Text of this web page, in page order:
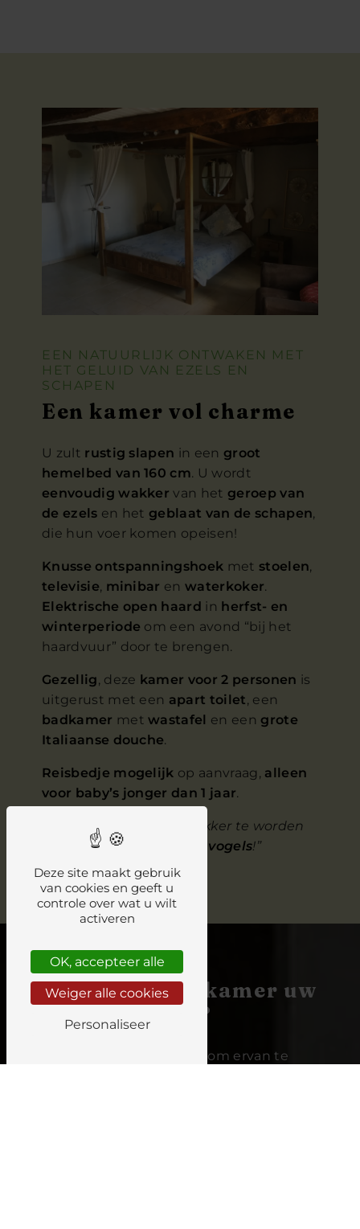
EEN NATUURLIJK ONTWAKEN MET
HET GELUID VAN EZELS EN
SCHAPEN
Een kamer vol charme
U zult rustig slapen in een groot
hemelbed van 160 cm. U wordt
eenvoudig wakker van het geroep van
de ezels en het geblaat van de schapen,
die hun voer komen opeisen!
Knusse ontspanningshoek met stoelen,
televisie, minibar enwaterkoker.
Elektrische open haard in herfst- en
winterperiode om een avond “bij het
haardvuur” door te brengen.
Gezellig, deze kamer voor 2 personen is
uitgerust met een apart toilet, een
badkamer metwastafel en een grote
Italiaanse douche.
Reisbedje mogelijk op aanvraag, alleen
voor baby’s jonger dan 1 jaar.
geweldig
om wakker te worden
door het gezang van de vogels!”
Verovert deze kamer uw
hart?
nu om ervan te
Deze site maakt gebruik
van cookies en geeft u
controle over wat u wilt
activeren
OK, accepteer alle
Weiger alle cookies
Personaliseer